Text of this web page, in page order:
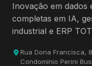
Inovação em dados
completas em IA,
industrial e ERP
Rua Dona Francisca,
Condomínio Perini